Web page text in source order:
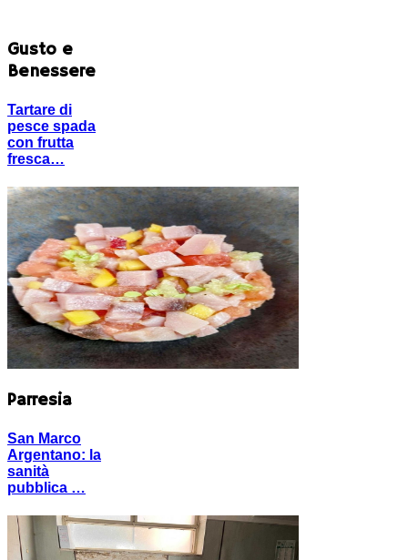
Gusto e
Benessere
Tartare di
pesce spada
con frutta
fresca…
Parresia
San Marco
Argentano: la
sanità
pubblica …